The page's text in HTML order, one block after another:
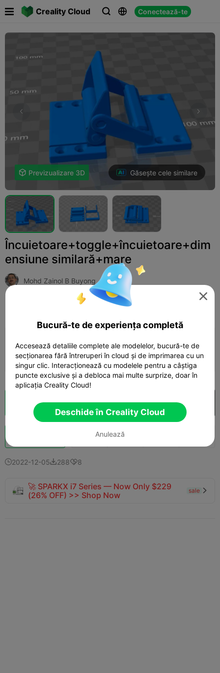
Creality Cloud   Conectează-te
 
 Previzualizare 3D Găsește cele similare
Încuietoare+toggle+încuietoare+dim
ensiune similară+mare
Mohd Zainol B Buyong
 Adaugă configurația de imprimare
Câștigă mai multe puncte
Secționare Cloud Deschide în Creality Cloud
137
2022-12-052888
🚀 SPARKX i7 Series — Now Only $229
(26% OFF) >> Shop Now
sale 

Bucură-te de experiența completă
Accesează detaliile complete ale modelelor, bucură-te de
secționarea fără întreruperi în cloud și de imprimarea cu un
singur clic. Interacționează cu modelele pentru a câștiga
puncte exclusive și a debloca mai multe surprize, doar în
aplicația Creality Cloud!
Deschide în Creality Cloud
Anulează